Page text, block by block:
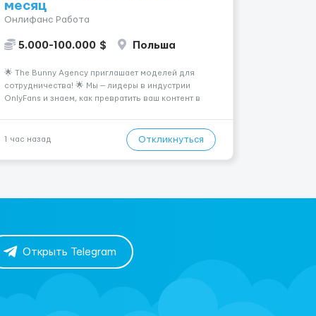
месяц
Онлифанс Работа
5.000-100.000 $ Польша
🌟 The Bunny Agency приглашает моделей для
сотрудничества! 🌟 Мы — лидеры в индустрии
OnlyFans и знаем, как превратить ваш контент в
долгосрочному сотрудничеству, у вас есть
1 час назад Откликнуться
Открыть Telegram